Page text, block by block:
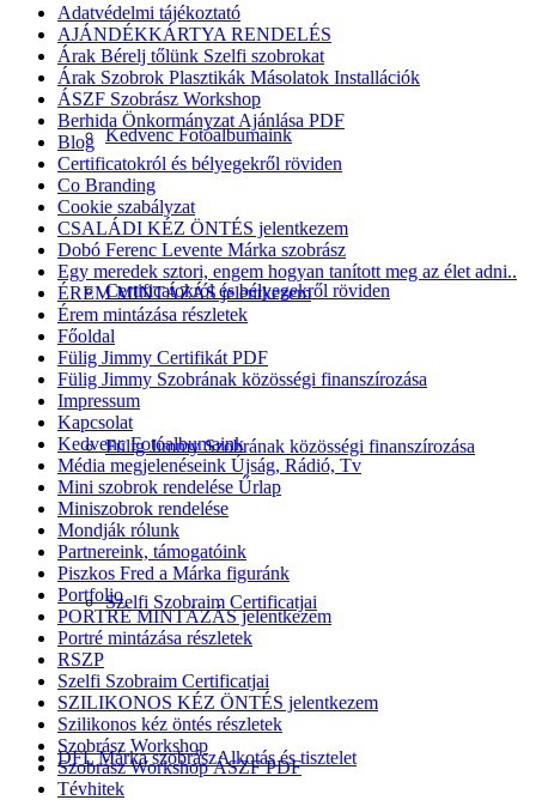
Kedvenc Fotóalbumaink
Certificatokról és bélyegekről röviden
Fülig Jimmy Szobrának közösségi finanszírozása
Szelfi Szobraim Certificatjai
DFL Márka szobrászAlkotás és tisztelet
Adatvédelmi tájékoztató
AJÁNDÉKKÁRTYA RENDELÉS
Árak Bérelj tőlünk Szelfi szobrokat
Árak Szobrok Plasztikák Másolatok Installációk
ÁSZF Szobrász Workshop
Berhida Önkormányzat Ajánlása PDF
Blog
Certificatokról és bélyegekről röviden
Co Branding
Cookie szabályzat
CSALÁDI KÉZ ÖNTÉS jelentkezem
Dobó Ferenc Levente Márka szobrász
Egy meredek sztori, engem hogyan tanított meg az élet adni..
ÉREM MINTÁZÁS jelentkezem
Érem mintázása részletek
Főoldal
Fülig Jimmy Certifikát PDF
Fülig Jimmy Szobrának közösségi finanszírozása
Impressum
Kapcsolat
Kedvenc Fotóalbumaink
Média megjelenéseink Újság, Rádió, Tv
Mini szobrok rendelése Űrlap
Miniszobrok rendelése
Mondják rólunk
Partnereink, támogatóink
Piszkos Fred a Márka figuránk
Portfolio
PORTRÉ MINTÁZÁS jelentkezem
Portré mintázása részletek
RSZP
Szelfi Szobraim Certificatjai
SZILIKONOS KÉZ ÖNTÉS jelentkezem
Szilikonos kéz öntés részletek
Szobrász Workshop
Szobrász Workshop ÁSZF PDF
Tévhitek